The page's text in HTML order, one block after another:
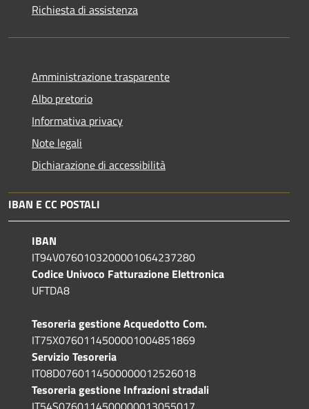
Richiesta di assistenza
Amministrazione trasparente
Albo pretorio
Informativa privacy
Note legali
Dichiarazione di accessibilità
IBAN E CC POSTALI
IBAN
IT94V0760103200001064237280
Codice Univoco Fatturazione Elettronica
UFTDA8
Tesoreria gestione Acquedotto Com.
IT75X0760114500001004851869
Servizio Tesoreria
IT08D0760114500000012526018
Tesoreria gestione Infrazioni stradali